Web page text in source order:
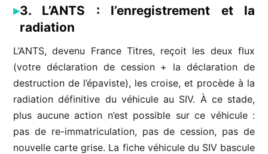
3. L’ANTS : l’enregistrement et la
radiation
L’ANTS, devenu France Titres, reçoit les deux flux
(votre déclaration de cession + la déclaration de
destruction de l’épaviste), les croise, et procède à la
radiation définitive du véhicule au SIV. À ce stade,
plus aucune action n’est possible sur ce véhicule :
pas de re-immatriculation, pas de cession, pas de
nouvelle carte grise. La fiche véhicule du SIV bascule